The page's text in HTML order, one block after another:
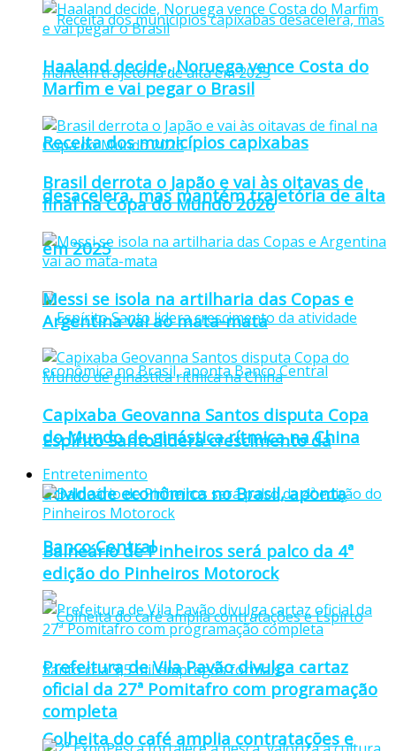
Receita dos municípios capixabas
desacelera, mas mantém trajetória de alta
em 2025
Espírito Santo lidera crescimento da
atividade econômica no Brasil, aponta
Banco Central
Colheita do café amplia contratações e
Haaland decide, Noruega vence Costa do
Marfim e vai pegar o Brasil
Brasil derrota o Japão e vai às oitavas de
final na Copa do Mundo 2026
Messi se isola na artilharia das Copas e
Argentina vai ao mata-mata
Capixaba Geovanna Santos disputa Copa
do Mundo de ginástica rítmica na China
Entretenimento
Balneário de Pinheiros será palco da 4ª
edição do Pinheiros Motorock
Prefeitura de Vila Pavão divulga cartaz
oficial da 27ª Pomitafro com programação
completa